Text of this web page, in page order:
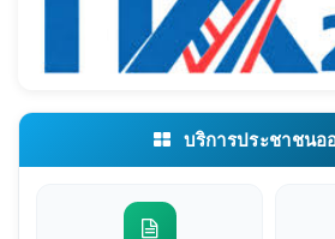
บริการประชาชนอ